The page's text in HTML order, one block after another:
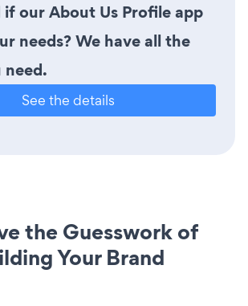
if our About Us Profile app
needs? We have all the
need.
See the details
the Guesswork of
Your Brand